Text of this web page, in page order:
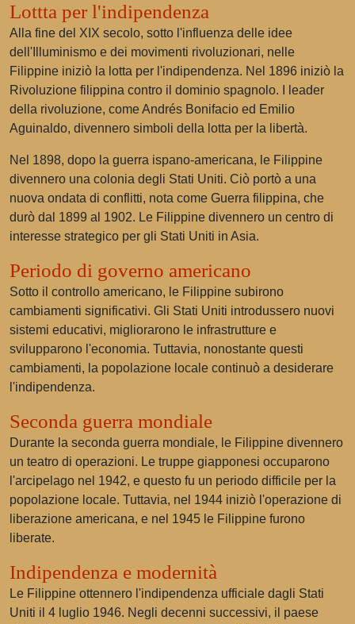
Lottta per l'indipendenza
Alla fine del XIX secolo, sotto l'influenza delle idee
dell'Illuminismo e dei movimenti rivoluzionari, nelle
Filippine iniziò la lotta per l'indipendenza. Nel 1896 iniziò la
Rivoluzione filippina contro il dominio spagnolo. I leader
della rivoluzione, come Andrés Bonifacio ed Emilio
Aguinaldo, divennero simboli della lotta per la libertà.
Nel 1898, dopo la guerra ispano-americana, le Filippine
divennero una colonia degli Stati Uniti. Ciò portò a una
nuova ondata di conflitti, nota come Guerra filippina, che
durò dal 1899 al 1902. Le Filippine divennero un centro di
interesse strategico per gli Stati Uniti in Asia.
Periodo di governo americano
Sotto il controllo americano, le Filippine subirono
cambiamenti significativi. Gli Stati Uniti introdussero nuovi
sistemi educativi, migliorarono le infrastrutture e
svilupparono l'economia. Tuttavia, nonostante questi
cambiamenti, la popolazione locale continuò a desiderare
l'indipendenza.
Seconda guerra mondiale
Durante la seconda guerra mondiale, le Filippine divennero
un teatro di operazioni. Le truppe giapponesi occuparono
l'arcipelago nel 1942, e questo fu un periodo difficile per la
popolazione locale. Tuttavia, nel 1944 iniziò l'operazione di
liberazione americana, e nel 1945 le Filippine furono
liberate.
Indipendenza e modernità
Le Filippine ottennero l'indipendenza ufficiale dagli Stati
Uniti il 4 luglio 1946. Negli decenni successivi, il paese